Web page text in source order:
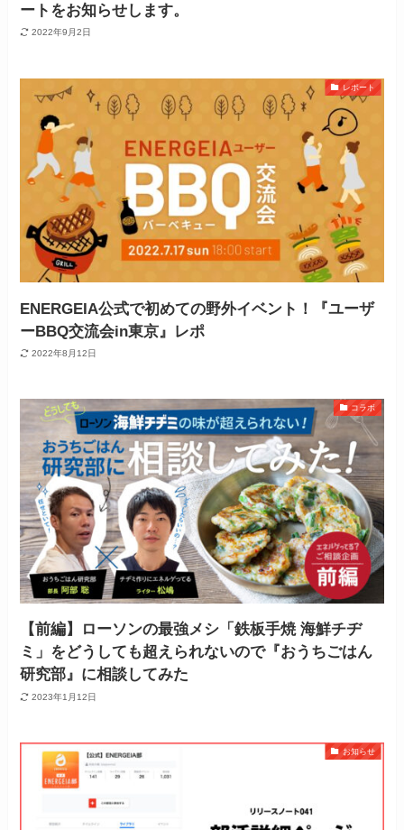
ートをお知らせします。
2022年9月2日
レポート
ENERGEIA公式で初めての野外イベント！『ユーザ
ーBBQ交流会in東京』レポ
2022年8月12日
コラボ
【前編】ローソンの最強メシ「鉄板手焼 海鮮チヂ
ミ」をどうしても超えられないので『おうちごはん
研究部』に相談してみた
2023年1月12日
お知らせ